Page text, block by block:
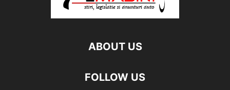
ABOUT US
FOLLOW US